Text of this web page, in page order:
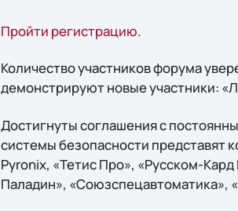
Пройти регистрацию.
Количество участников форума
демонстрируют новые участники:
Достигнуты соглашения с
системы безопасности представят
Pyronix, «Тетис Про», «Русском-
Паладин», «Союзспецавтоматика»,